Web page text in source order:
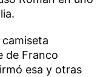
de Franco
esa y otras